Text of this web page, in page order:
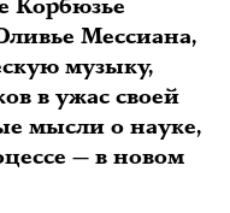
Корбюзье
Мессиана,
музыку,
в ужас своей
мысли о науке,
— в новом